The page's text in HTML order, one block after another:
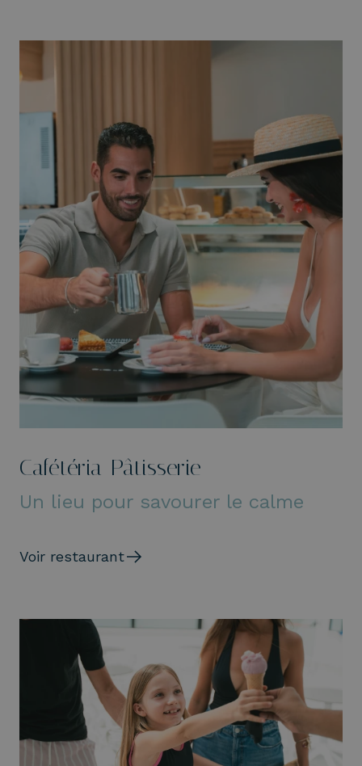
Cafétéria-Pâtisserie
Un lieu pour savourer le calme
Voir restaurant